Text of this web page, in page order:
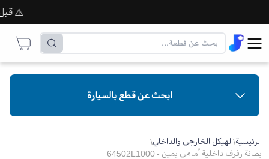
⚠️ قبل
ابحث عن قطع بالسيارة
الرئيسية\الهيكل الخارجي والداخلي\
بطانة رفرف داخلية أمامي يمين - 64502L1000